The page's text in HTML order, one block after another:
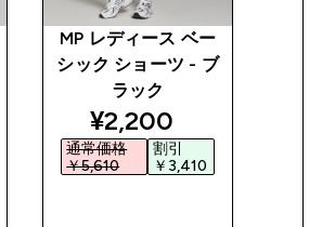
MP レディース ベー
シック ショーツ - ブ
ラック
discounted price
¥2,200‎
通常価格
￥5,610‎
割引
￥3,410‎